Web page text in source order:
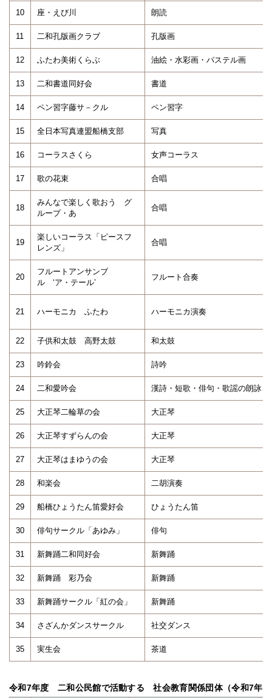
10 座・えび川 朗読
11 二和孔版画クラブ 孔版画
12 ふたわ美術くらぶ 油絵・水彩画・パステル画
13 二和書道同好会 書道
14 ペン習字藤サ－クル ペン習字
15 全日本写真連盟船橋支部 写真
16 コーラスさくら 女声コーラス
17 歌の花束 合唱
18
みんなで楽しく歌おう グ
ループ・あ
合唱
19
楽しいコーラス「ピースフ
レンズ」
合唱
20
フルートアンサンブ
ル ‘ア・テール’
フルート合奏
21 ハーモニカ ふたわ ハーモニカ演奏
22 子供和太鼓 高野太鼓 和太鼓
23 吟鈴会 詩吟
24 二和愛吟会 漢詩・短歌・俳句・歌謡の朗詠
25 大正琴二輪草の会 大正琴
26 大正琴すずらんの会 大正琴
27 大正琴はまゆうの会 大正琴
28 和楽会 二胡演奏
29 船橋ひょうたん笛愛好会 ひょうたん笛
30 俳句サークル「あゆみ」 俳句
31 新舞踊二和同好会 新舞踊
32 新舞踊 彩乃会 新舞踊
33 新舞踊サークル「紅の会」 新舞踊
34 さざんかダンスサークル 社交ダンス
35 実生会 茶道
令和7年度 二和公民館で活動する 社会教育関係団体（令和7年6